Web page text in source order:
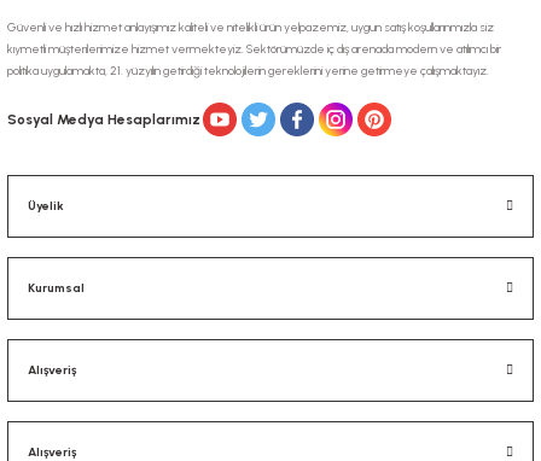
Gönder
Güvenli ve hızlı hizmet anlayışımız kaliteli ve nitelikli ürün yelpazemiz, uygun satış koşullarınmızla siz
kıymetli müşterilerimize hizmet vermekteyiz. Sektörümüzde iç dış arenada modern ve atılımcı bir
politika uygulamakta, 21. yüzyılın getirdiği teknolojilerin gereklerini yerine getirmeye çalışmaktayız.
Sosyal Medya Hesaplarımız
Üyelik
Kurumsal
Alışveriş
Alışveriş